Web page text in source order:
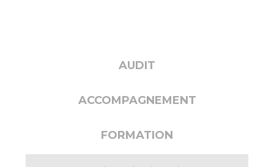
AUDIT
ACCOMPAGNEMENT
FORMATION